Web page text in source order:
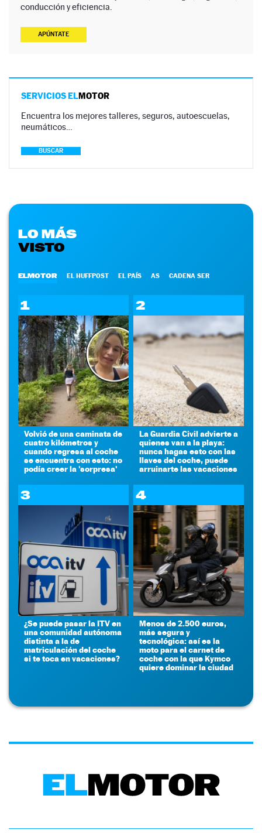
conducción y eficiencia.
APÚNTATE
SERVICIOS ELMOTOR
Encuentra los mejores talleres, seguros, autoescuelas,
neumáticos…
BUSCAR
LO MÁS
VISTO
ELMOTOR EL HUFFPOST EL PAÍS AS CADENA SER
1
Volvió de una caminata de
cuatro kilómetros y
cuando regresa al coche
se encuentra con esto: no
podía creer la 'sorpresa'
2
La Guardia Civil advierte a
quienes van a la playa:
nunca hagas esto con las
llaves del coche, puede
arruinarte las vacaciones
3
¿Se puede pasar la ITV en
una comunidad autónoma
distinta a la de
matriculación del coche
si te toca en vacaciones?
4
Menos de 2.500 euros,
más segura y
tecnológica: así es la
moto para el carnet de
coche con la que Kymco
quiere dominar la ciudad